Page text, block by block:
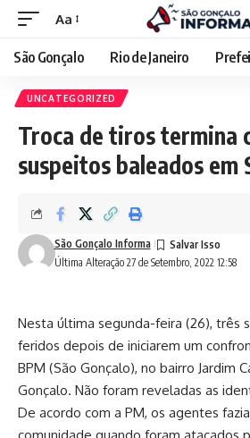
Aa
São Gonçalo Rio de Janeiro
UNCATEGORIZED
Troca de tiros termina
suspeitos baleados em
Última Alteração 27 de Setembro, 2022 12:58
São Gonçalo Informa
Nesta última segunda-feira (26), três
feridos depois de iniciarem um
BPM (São Gonçalo), no bairro Jardim
Gonçalo. Não foram reveladas as
De acordo com a PM, os agentes